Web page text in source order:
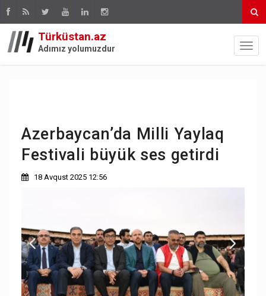
Türküstan.az
Adımız yolumuzdur
Azerbaycan’da Milli Yaylaq
Festivali büyük ses getirdi
18 Avqust 2025 12:56